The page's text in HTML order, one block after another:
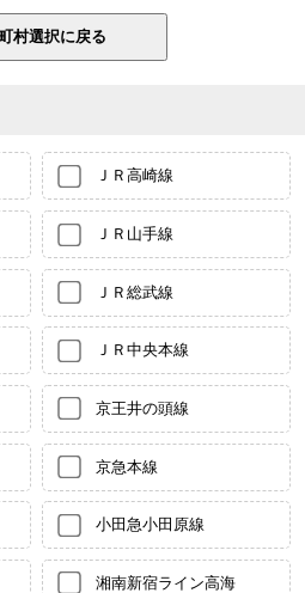
ＪＲ高崎線
ＪＲ山手線
ＪＲ総武線
ＪＲ中央本線
京王井の頭線
京急本線
小田急小田原線
湘南新宿ライン高海